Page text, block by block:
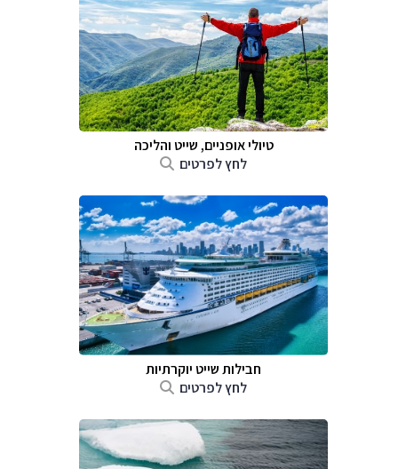
טיולי אופניים, שייט והליכה
לחץ לפרטים
חבילות שייט יוקרתיות
לחץ לפרטים